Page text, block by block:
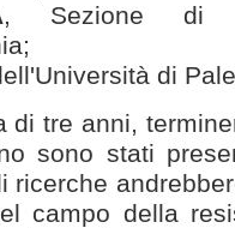
, Sezione di
di
di tre anni,
sono stati
ricerche
campo della